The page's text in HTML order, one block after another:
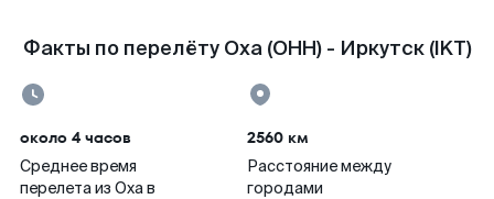
Факты по перелёту Оха (OHH) - Иркутск (IKT)
около 4 часов
Среднее время
перелета из Оха в
2560 км
Расстояние между
городами